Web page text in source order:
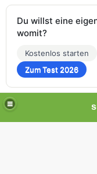
Du willst eine
womit?
Kostenlos starten
Zum Test 2026